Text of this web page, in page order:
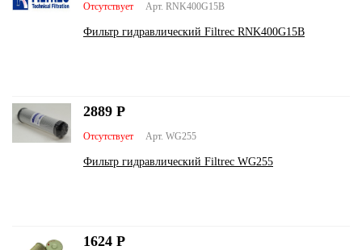
Арт. RNK400G15B
Отсутствует
Фильтр гидравлический Filtrec RNK400G15B
Арт. WG255
Отсутствует
Фильтр гидравлический Filtrec WG255
2889 Р
1624 Р